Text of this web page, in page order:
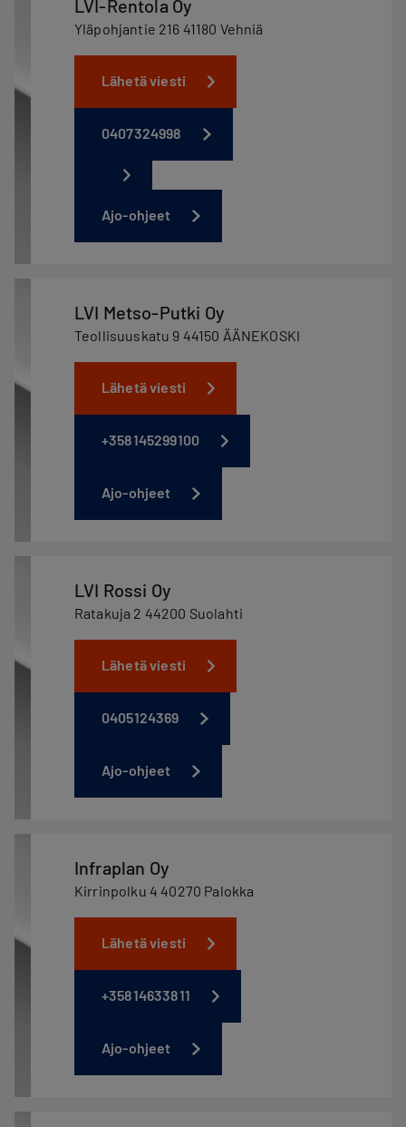
LVI-Rentola Oy
Yläpohjantie 216 41180 Vehniä
Lähetä viesti
0407324998
Ajo-ohjeet
LVI Metso-Putki Oy
Teollisuuskatu 9 44150 ÄÄNEKOSKI
Lähetä viesti
+358145299100
Ajo-ohjeet
LVI Rossi Oy
Ratakuja 2 44200 Suolahti
Lähetä viesti
0405124369
Ajo-ohjeet
Infraplan Oy
Kirrinpolku 4 40270 Palokka
Lähetä viesti
+35814633811
Ajo-ohjeet